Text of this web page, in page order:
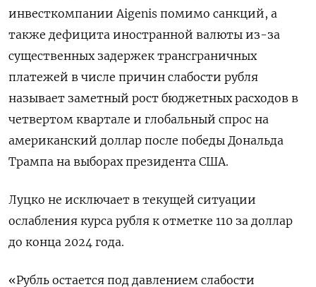
инвесткомпании Aigenis помимо санкций, а
также дефицита иностранной валюты из-за
существенных задержек трансграничных
платежей в числе причин слабости рубля
называет заметный рост бюджетных расходов в
четвертом квартале и глобальный спрос на
американский доллар после победы Дональда
Трампа на выборах президента США.
Луцко не исключает в текущей ситуации
ослабления курса рубля к отметке 110 за доллар
до конца 2024 года.
«Рубль остается под давлением слабости